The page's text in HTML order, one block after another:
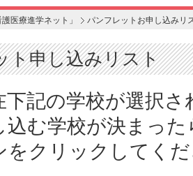
医療進学ネット」 パンフレットお申し込みリ
ト申し込みリスト
下記の学校が選択さ
込む学校が決まっ
をクリックしてく